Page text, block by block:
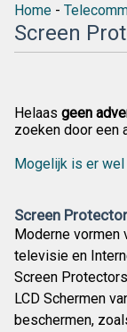
Home -
Screen
Helaas geen
zoeken door een
Mogelijk is er
Screen
Moderne vormen
televisie en
Screen
LCD Schermen
beschermen,